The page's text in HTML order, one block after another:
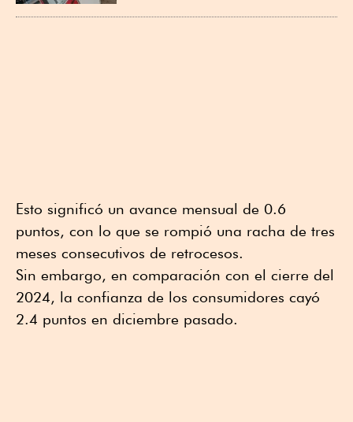
Esto significó un avance mensual de 0.6
puntos, con lo que se rompió una racha de tres
meses consecutivos de retrocesos.
Sin embargo, en comparación con el cierre del
2024, la confianza de los consumidores cayó
2.4 puntos en diciembre pasado.